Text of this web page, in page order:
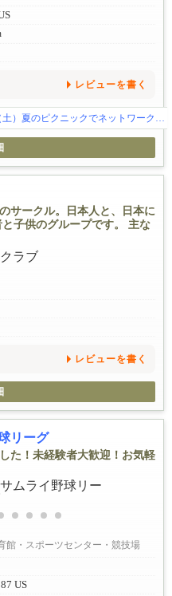
レビューを書く
【経済シリコンバレー】8/1（土）夏のピクニックでネットワークを広げるチャンス！！！
サークル。日本人と、日本に
子供のグループです。 主な
レビューを書く
リーグ
た！未経験者大歓迎！お気軽
館・スポーツセンター・競技場
US